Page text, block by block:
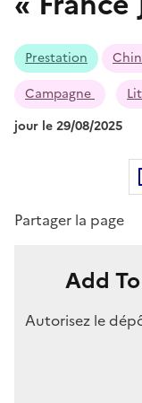
Prestation
Campagne
jour le 29/08/2025
Partager la page
Add
Autorisez le